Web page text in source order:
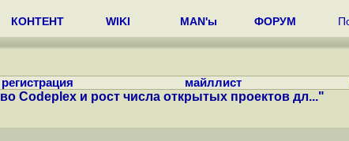
КОНТЕНТ WIKI MAN'ы ФОРУМ
регистрация майллист
Codeplex и рост числа открытых проектов дл..."